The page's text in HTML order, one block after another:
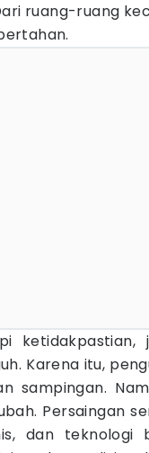
ruang-ruang
ketidakpastian,
Karena itu,
sampingan.
Persaingan
dan teknologi